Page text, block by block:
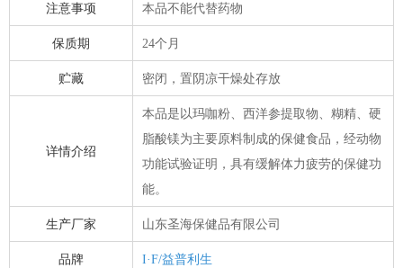
注意事项 本品不能代替药物
保质期 24个月
贮藏 密闭，置阴凉干燥处存放
详情介绍
本品是以玛咖粉、西洋参提取物、糊精、硬
脂酸镁为主要原料制成的保健食品，经动物
功能试验证明，具有缓解体力疲劳的保健功
能。
生产厂家 山东圣海保健品有限公司
品牌 I·F/益普利生